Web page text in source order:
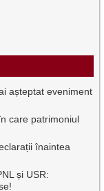
așteptat eveniment
care patrimoniul
înaintea
și USR: